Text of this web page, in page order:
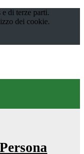
di terze parti.
dei cookie.